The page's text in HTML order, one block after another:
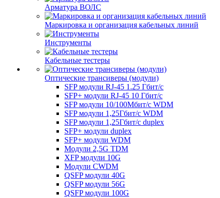
Арматура ВОЛС
Маркировка и организация кабельных линий
Инструменты
Кабельные тестеры
Оптические трансиверы (модули)
SFP модули RJ-45 1.25 Гбит/c
SFP+ модули RJ-45 10 Гбит/c
SFP модули 10/100Мбит/с WDM
SFP модули 1,25Гбит/с WDM
SFP модули 1,25Гбит/с duplex
SFP+ модули duplex
SFP+ модули WDM
Модули 2,5G TDM
XFP модули 10G
Модули CWDM
QSFP модули 40G
QSFP модули 56G
QSFP модули 100G